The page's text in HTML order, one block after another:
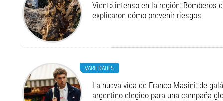
Viento intenso en la región: Bomberos
explicaron cómo prevenir riesgos
VARIEDADES
La nueva vida de Franco Masini: de
argentino elegido para una campaña